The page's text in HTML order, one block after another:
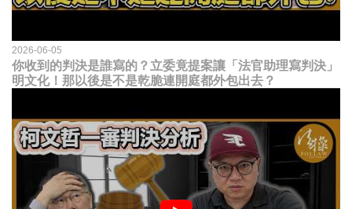
2026-06-05
你收到的判決是誰寫的？立委竟提案讓「法官助理寫判決」
明文化！那以後是不是乾脆連開庭都外包出去？